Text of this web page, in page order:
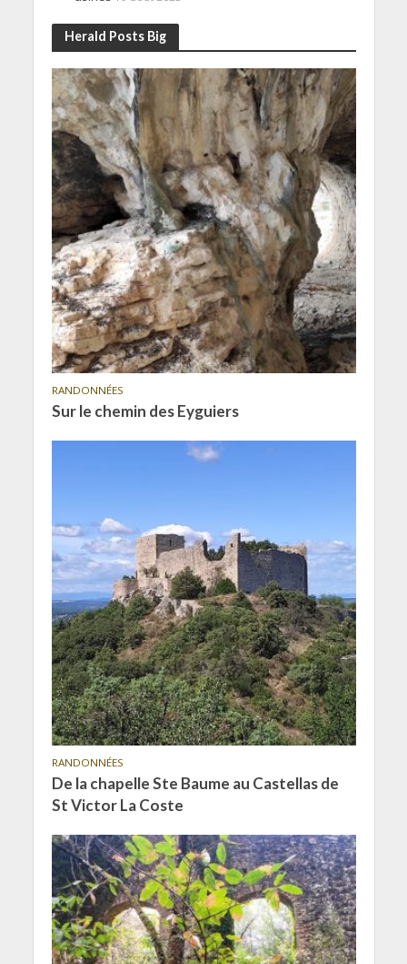
Herald Posts Big
RANDONNÉES
Sur le chemin des Eyguiers
RANDONNÉES
De la chapelle Ste Baume au Castellas de
St Victor La Coste